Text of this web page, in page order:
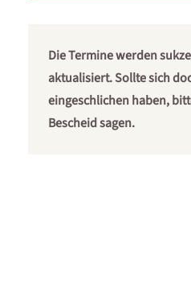
Die Termine werden
aktualisiert. Sollte sich
eingeschlichen haben,
Bescheid sagen.